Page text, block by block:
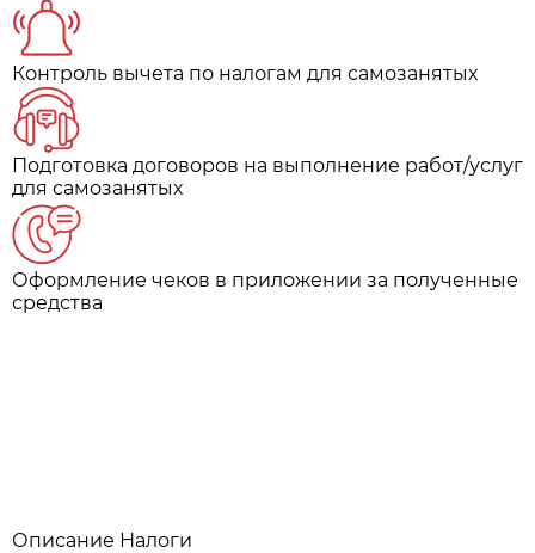
Контроль вычета по налогам для самозанятых
Подготовка договоров на выполнение работ/услуг
для самозанятых
Оформление чеков в приложении за полученные
средства
Описание Налоги